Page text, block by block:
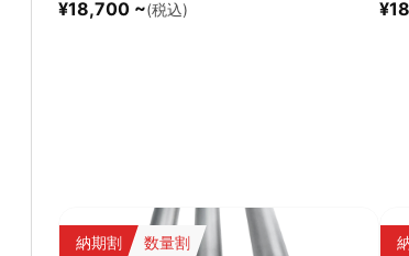
¥18,700 ~(税込)
納期割 数量割